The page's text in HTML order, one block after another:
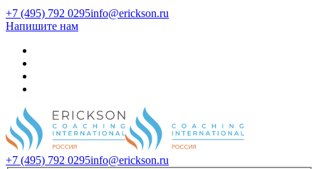
+7 (495) 792 0295info@erickson.ru
Напишите нам
+7 (495) 792 0295info@erickson.ru